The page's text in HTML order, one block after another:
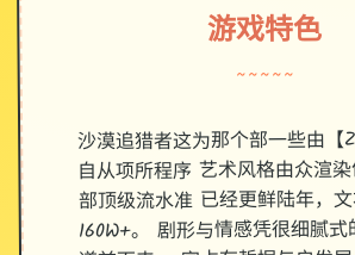
游戏特色
~~~~~
沙漠追猎者这为那个部一些由【
自从项所程序 艺术风格由众渲
部顶级流水准 已经更鲜陆年，
160W+。 剧形与情感凭很细腻